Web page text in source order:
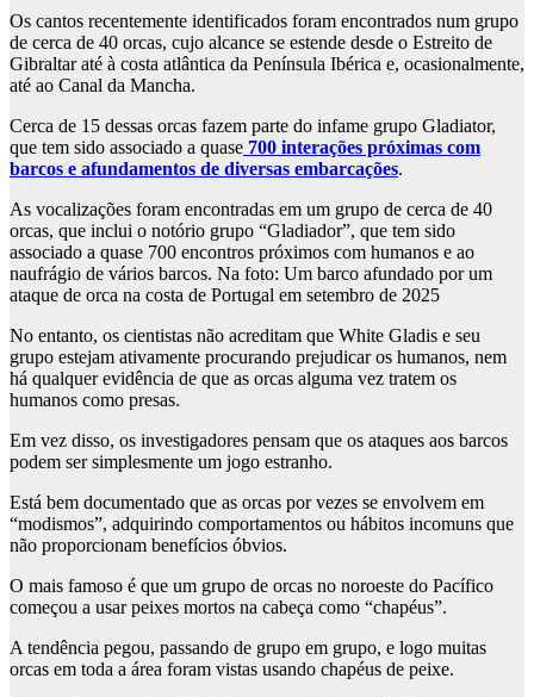
Os cantos recentemente identificados foram encontrados num grupo
de cerca de 40 orcas, cujo alcance se estende desde o Estreito de
Gibraltar até à costa atlântica da Península Ibérica e, ocasionalmente,
até ao Canal da Mancha.
Cerca de 15 dessas orcas fazem parte do infame grupo Gladiator,
que tem sido associado a quase 700 interações próximas com
barcos e afundamentos de diversas embarcações.
As vocalizações foram encontradas em um grupo de cerca de 40
orcas, que inclui o notório grupo “Gladiador”, que tem sido
associado a quase 700 encontros próximos com humanos e ao
naufrágio de vários barcos. Na foto: Um barco afundado por um
ataque de orca na costa de Portugal em setembro de 2025
No entanto, os cientistas não acreditam que White Gladis e seu
grupo estejam ativamente procurando prejudicar os humanos, nem
há qualquer evidência de que as orcas alguma vez tratem os
humanos como presas.
Em vez disso, os investigadores pensam que os ataques aos barcos
podem ser simplesmente um jogo estranho.
Está bem documentado que as orcas por vezes se envolvem em
“modismos”, adquirindo comportamentos ou hábitos incomuns que
não proporcionam benefícios óbvios.
O mais famoso é que um grupo de orcas no noroeste do Pacífico
começou a usar peixes mortos na cabeça como “chapéus”.
A tendência pegou, passando de grupo em grupo, e logo muitas
orcas em toda a área foram vistas usando chapéus de peixe.